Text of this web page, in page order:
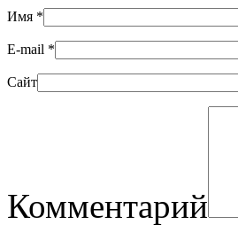
Имя *
E-mail *
Сайт
Комментарий